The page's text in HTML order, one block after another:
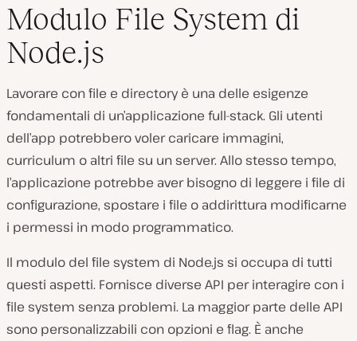
Modulo File System di
Node.js
Lavorare con file e directory è una delle esigenze
fondamentali di un’applicazione full-stack. Gli utenti
dell’app potrebbero voler caricare immagini,
curriculum o altri file su un server. Allo stesso tempo,
l’applicazione potrebbe aver bisogno di leggere i file di
configurazione, spostare i file o addirittura modificarne
i permessi in modo programmatico.
Il modulo del file system di Node.js si occupa di tutti
questi aspetti. Fornisce diverse API per interagire con i
file system senza problemi. La maggior parte delle API
sono personalizzabili con opzioni e flag. È anche